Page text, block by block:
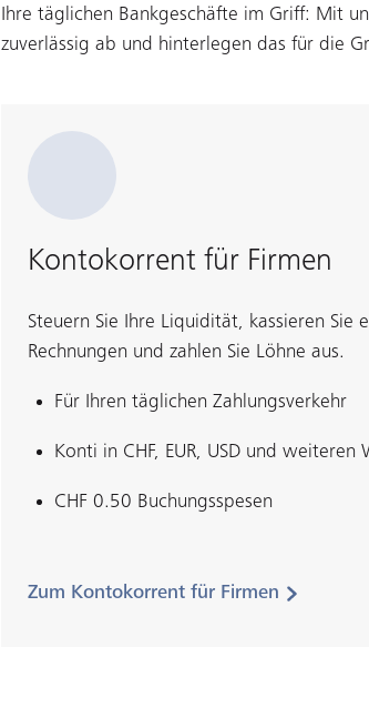
Ihre täglichen Bankgeschäfte im Griff: Mit
zuverlässig ab und hinterlegen das für die
Kontokorrent für Firmen
Steuern Sie Ihre Liquidität, kassieren Sie
Rechnungen und zahlen Sie Löhne aus.
Für Ihren täglichen Zahlungsverkehr
Konti in CHF, EUR, USD und weiteren
CHF 0.50 Buchungsspesen
Zum Kontokorrent für Firmen